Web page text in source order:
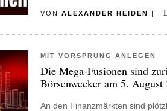
VON ALEXANDER HEIDEN |
MIT VORSPRUNG ANLEGEN
Die Mega-Fusionen sind
Börsenwecker am 5. August
An den Finanzmärkten sind